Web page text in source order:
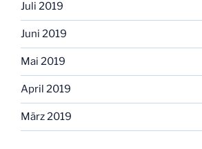
Juli 2019
Juni 2019
Mai 2019
April 2019
März 2019